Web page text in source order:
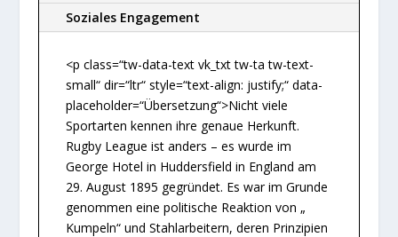
Soziales Engagement
<p class=“tw-data-text vk_txt tw-ta tw-text-
small“ dir=“ltr“ style=“text-align: justify;“ data-
placeholder=“Übersetzung“>Nicht viele
Sportarten kennen ihre genaue Herkunft.
Rugby League ist anders – es wurde im
George Hotel in Huddersfield in England am
29. August 1895 gegründet. Es war im Grunde
genommen eine politische Reaktion von „
Kumpeln“ und Stahlarbeitern, deren Prinzipien